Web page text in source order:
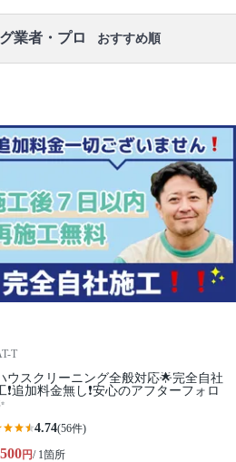
業者・プロ おすすめ順
T
ウスクリーニング全般対応🌟完全自社
❗️追加料金無し❗️安心のアフターフォロ
4.74(56件)
円/ 1箇所